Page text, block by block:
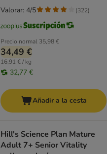
Precio normal 35,98 €
34,49 €
16,91 € / kg
32,77 €
Valorar: 4/5 (322)
Añadir a la cesta
Hill's Science Plan Mature
Adult 7+ Senior Vitality